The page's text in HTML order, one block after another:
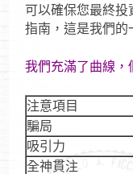
可以確保您最終投
指南，這是我們的
我們充滿了曲線，
注意項目
騙局
吸引力
全神貫注